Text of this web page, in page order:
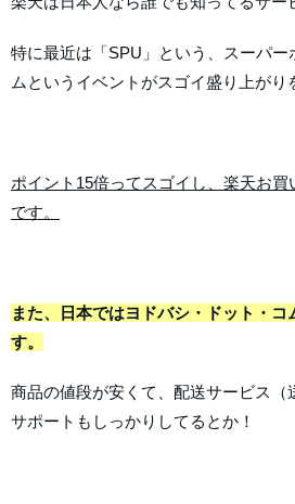
特に最近は「SPU」という、スーパー
ムというイベントがスゴイ盛り上がり
ポイント15倍ってスゴイし、楽天お
です。
また、日本ではヨドバシ・ドット・
す。
商品の値段が安くて、配送サービス（
サポートもしっかりしてるとか！